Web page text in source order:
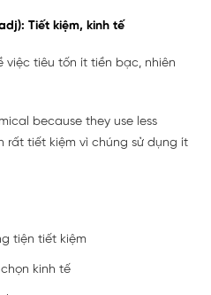
Tiết kiệm, kinh tế
việc tiêu tốn ít tiền bạc, nhiên
because they use less
rất tiết kiệm vì chúng sử dụng ít
tiện tiết kiệm
kinh tế